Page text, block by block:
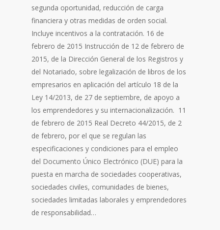
segunda oportunidad, reducción de carga
financiera y otras medidas de orden social.
Incluye incentivos a la contratación. 16 de
febrero de 2015 Instrucción de 12 de febrero de
2015, de la Dirección General de los Registros y
del Notariado, sobre legalización de libros de los
empresarios en aplicación del artículo 18 de la
Ley 14/2013, de 27 de septiembre, de apoyo a
los emprendedores y su internacionalización. 11
de febrero de 2015 Real Decreto 44/2015, de 2
de febrero, por el que se regulan las
especificaciones y condiciones para el empleo
del Documento Único Electrónico (DUE) para la
puesta en marcha de sociedades cooperativas,
sociedades civiles, comunidades de bienes,
sociedades limitadas laborales y emprendedores
de responsabilidad…